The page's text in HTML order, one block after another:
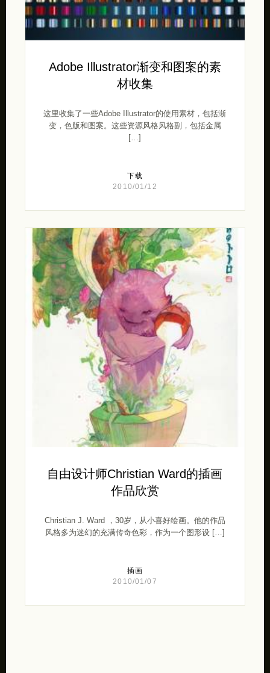
Adobe Illustrator渐变和图案的素
材收集
这里收集了一些Adobe Illustrator的使用素材，包括渐
变，色版和图案。这些资源风格风格副，包括金属
[…]
下载
2010/01/12
自由设计师Christian Ward的插画
作品欣赏
Christian J. Ward ，30岁，从小喜好绘画。他的作品
风格多为迷幻的充满传奇色彩，作为一个图形设 […]
插画
2010/01/07